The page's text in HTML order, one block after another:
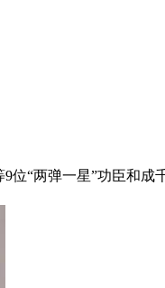
“两弹一星”功臣和成